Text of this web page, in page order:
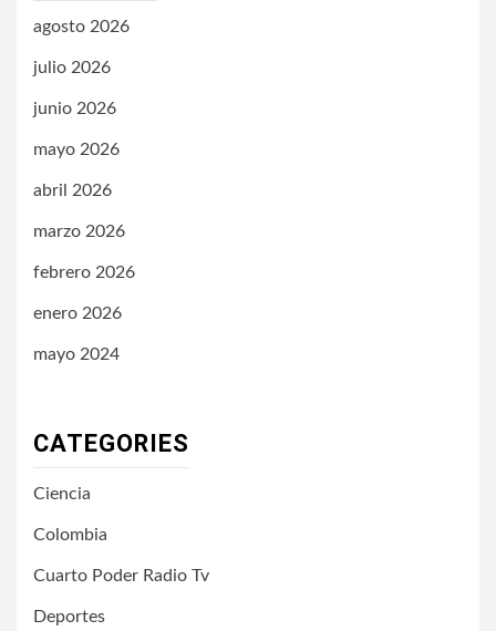
agosto 2026
julio 2026
junio 2026
mayo 2026
abril 2026
marzo 2026
febrero 2026
enero 2026
mayo 2024
CATEGORIES
Ciencia
Colombia
Cuarto Poder Radio Tv
Deportes